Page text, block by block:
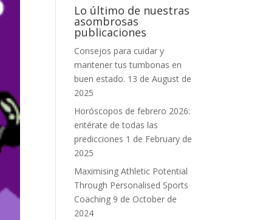
Lo último de nuestras
asombrosas
publicaciones
Consejos para cuidar y
mantener tus tumbonas en
buen estado. 13 de August de
2025
Horóscopos de febrero 2026:
entérate de todas las
predicciones 1 de February de
2025
Maximising Athletic Potential
Through Personalised Sports
Coaching 9 de October de
2024